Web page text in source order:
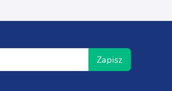
Zapisz